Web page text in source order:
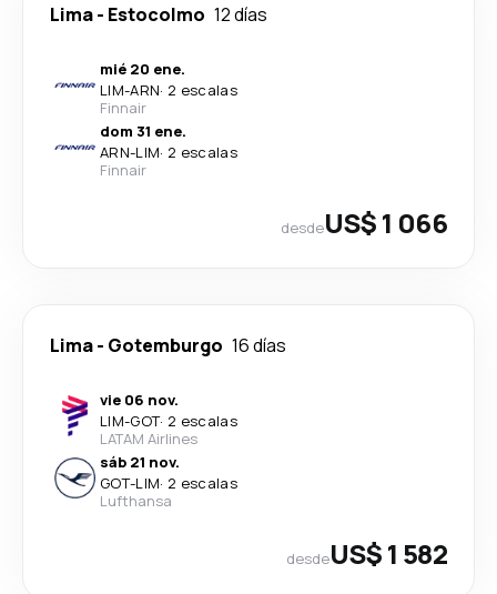
Lima- Estocolmo 12 días
mié 20 ene.
LIM-ARN· 2 escalas
Finnair
dom 31 ene.
ARN-LIM· 2 escalas
Finnair
desdeUS$ 1 066
Lima- Gotemburgo 16 días
vie 06 nov.
LIM-GOT· 2 escalas
LATAM Airlines
sáb 21 nov.
GOT-LIM· 2 escalas
Lufthansa
desdeUS$ 1 582